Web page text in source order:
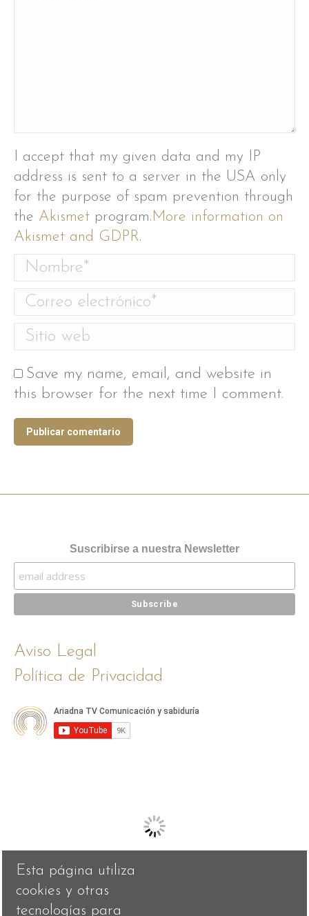
I accept that my given data and my IP
address is sent to a server in the USA only
for the purpose of spam prevention through
the Akismet program. More information on
Akismet and GDPR.
Nombre *
Correo electrónico *
Sitio web
Save my name, email, and website in
this browser for the next time I comment.
Publicar comentario
Suscribirse a nuestra Newsletter
Aviso Legal
Política de Privacidad
Esta página utiliza
cookies y otras
tecnologías para